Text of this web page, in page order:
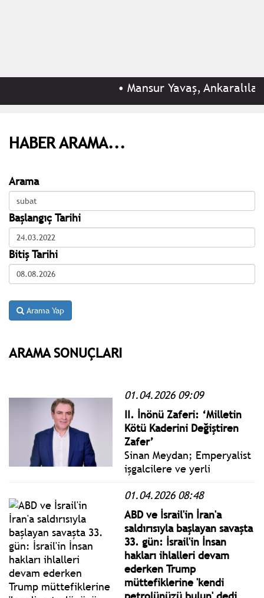
Mansur Yavaş,
HABER ARAMA...
Arama
Başlangıç Tarihi
Bitiş Tarihi
Arama Yap
ARAMA SONUÇLARI
01.04.2026 09:09
II. İnönü Zaferi: ‘Milletin
Kötü Kaderini Değiştiren
Zafer’
Sinan Meydan; Emperyalist
işgalcilere ve yerli
kazanılan Türk Kurtuluş
Savaşı’nın en önemli
zaferlerinden biri
durumunda ki II. İnönü
Zaferi, Atatürk’ün
ifadesiyle “milletin makûs
talihini (kötü kaderini)
değiştirmiştir.”
01.04.2026 08:48
ABD ve İsrail'in İran'a
saldırısıyla başlayan savaşta
33. gün: İsrail'in İnsan
hakları ihlalleri devam
ederken Trump
müttefiklerine 'kendi